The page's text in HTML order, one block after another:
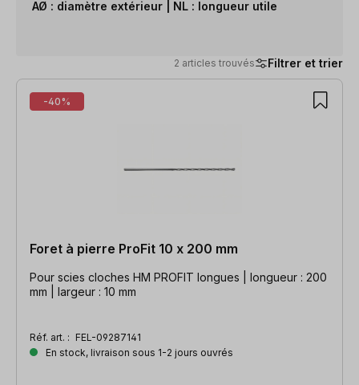
AØ : diamètre extérieur | NL : longueur utile
2 articles trouvés Filtrer et trier
2 articles trouvés
-40%
Foret à pierre ProFit 10 x 200 mm
Pour scies cloches HM PROFIT longues | longueur : 200
mm | largeur : 10 mm
Réf. art. : FEL-09287141
En stock, livraison sous 1-2 jours ouvrés